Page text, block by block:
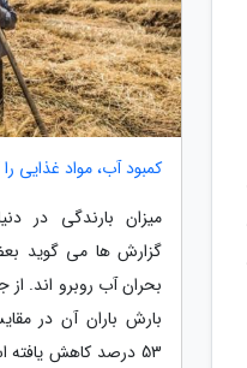
کمبود آب، مواد غذایی
میزان بارندگی در
گزارش ها می گوید
بحران آب روبرو اند. از
بارش باران آن در
53 درصد کاهش